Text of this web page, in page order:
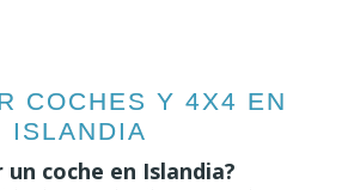
COCHES Y 4X4 EN
ISLANDIA
coche en Islandia?